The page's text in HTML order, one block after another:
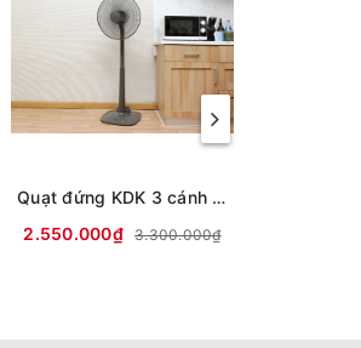
Quạt đứng KDK 3 cánh M40K GY 50W
2.550.000₫
3.300.000₫